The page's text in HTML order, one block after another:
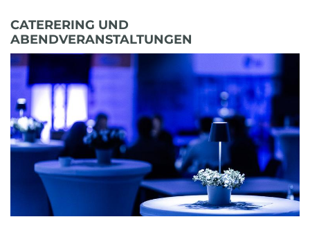
CATERERING UND
ABENDVERANSTALTUNGEN